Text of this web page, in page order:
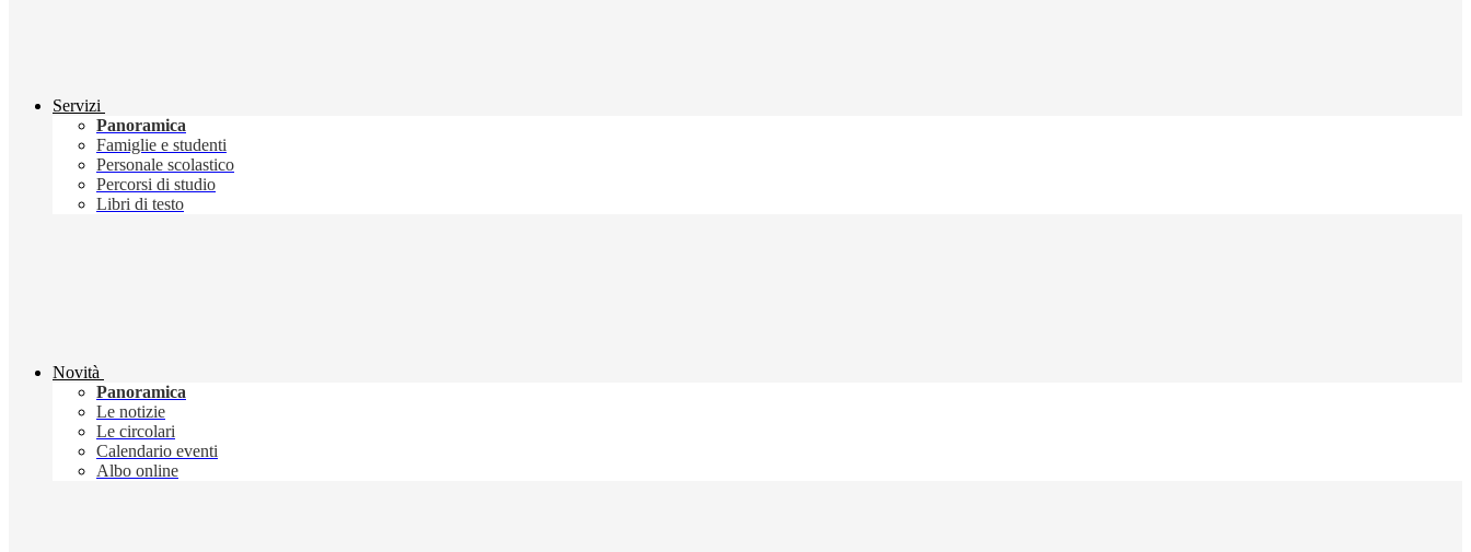
Servizi
Panoramica
Famiglie e studenti
Personale scolastico
Percorsi di studio
Libri di testo
Novità
Panoramica
Le notizie
Le circolari
Calendario eventi
Albo online